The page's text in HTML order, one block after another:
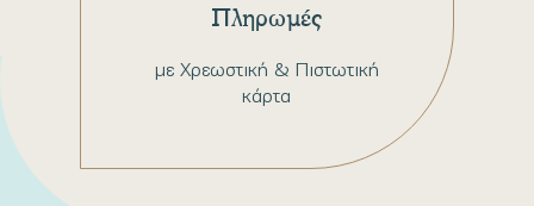
με Χρεωστική & Πιστωτική
κάρτα
Πληρωμές